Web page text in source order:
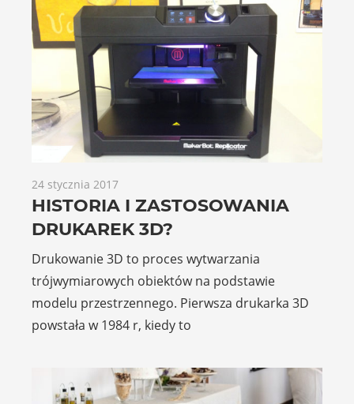
24 stycznia 2017
HISTORIA I ZASTOSOWANIA
DRUKAREK 3D?
Drukowanie 3D to proces wytwarzania
trójwymiarowych obiektów na podstawie
modelu przestrzennego. Pierwsza drukarka 3D
powstała w 1984 r, kiedy to